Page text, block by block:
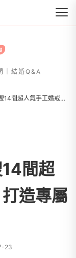
｜結婚Q&A
手工婚戒推薦｜特搜14間超人氣手工婚戒店家！打造專屬於你們的婚戒
間超
造專屬
23